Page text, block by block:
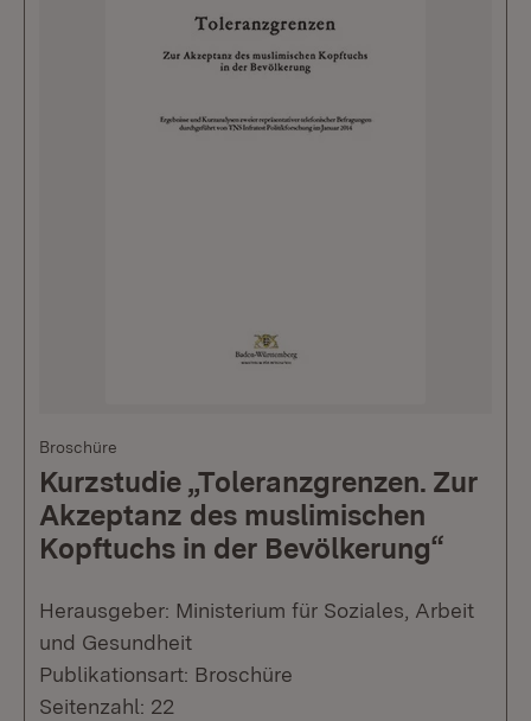
Broschüre
Kurzstudie „Toleranzgrenzen. Zur
Akzeptanz des muslimischen
Kopftuchs in der Bevölkerung“
Herausgeber: Ministerium für Soziales, Arbeit
und Gesundheit
Publikationsart: Broschüre
Seitenzahl: 22